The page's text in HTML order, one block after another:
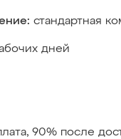
стандартная
дней
90% после